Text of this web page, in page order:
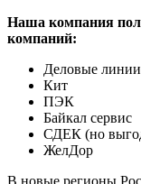
Наша компания
компаний:
Деловые линии
Кит
ПЭК
Байкал сервис
СДЕК (но
ЖелДор
В новые регионы